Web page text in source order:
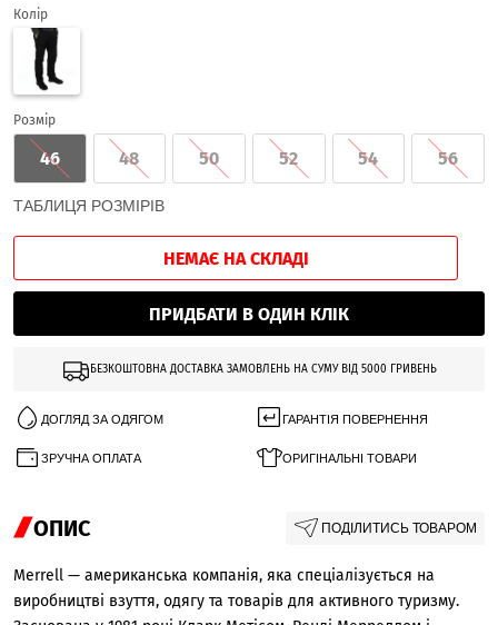
Колір
Розмір
46 48 50 52 54 56
ТАБЛИЦЯ РОЗМІРІВ
НЕМАЄ НА СКЛАДІ
ПРИДБАТИ В ОДИН КЛІК
БЕЗКОШТОВНА ДОСТАВКА ЗАМОВЛЕНЬ НА СУМУ ВІД 5000 ГРИВЕНЬ
ДОГЛЯД ЗА ОДЯГОМ ГАРАНТІЯ ПОВЕРНЕННЯ
ЗРУЧНА ОПЛАТА ОРИГІНАЛЬНІ ТОВАРИ
ОПИС ПОДІЛИТИСЬ ТОВАРОМ
Merrell — американська компанія, яка спеціалізується на
виробництві взуття, одягу та товарів для активного туризму.